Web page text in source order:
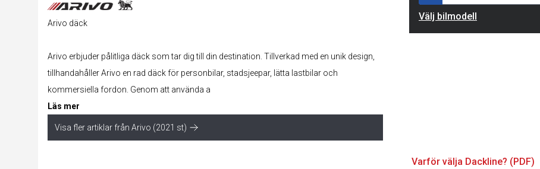
Välj bilmodell
Arivo däck
Arivo erbjuder pålitliga däck som tar dig till din destination. Tillverkad med en unik design,
tillhandahåller Arivo en rad däck för personbilar, stadsjeepar, lätta lastbilar och
kommersiella fordon. Genom att använda a
Läs mer
Visa fler artiklar från Arivo (2021 st)
Varför välja Dackline? (PDF)